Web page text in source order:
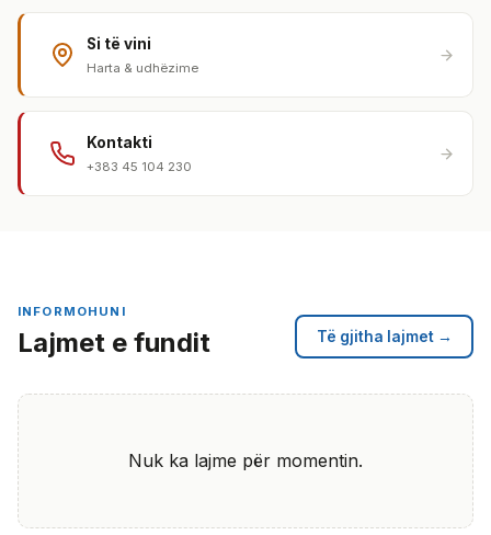
Si të vini
Harta & udhëzime
Kontakti
+383 45 104 230
INFORMOHUNI
Lajmet e fundit Të gjitha lajmet →
Nuk ka lajme për momentin.